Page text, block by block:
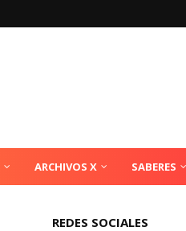
ARCHIVOS X SABERES
REDES SOCIALES